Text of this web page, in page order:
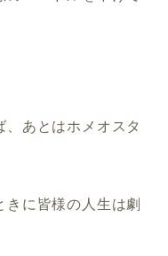
あとはホメオスタ
きに皆様の人生は劇